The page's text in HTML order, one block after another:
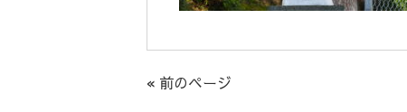
« 前のページ